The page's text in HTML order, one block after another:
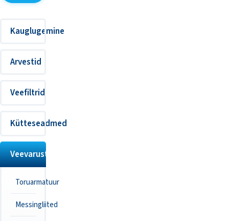
Kauglugemine
Arvestid
Veefiltrid
Kütteseadmed
Veevarustus
Toruarmatuur
Messingliited